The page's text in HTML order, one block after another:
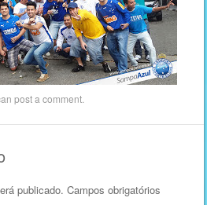
post a comment
publicado. Campos obrigatórios